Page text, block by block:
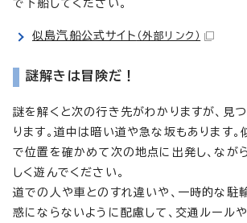
で下船してください。
似島汽船公式サイト （外部リンク）
謎解きは冒険だ！
謎を解くと次の行き先がわかりますが、見
ります。道中は暗い道や急な坂もあります。
で位置を確かめて次の地点に出発し、なが
しく遊んでください。
道での人や車とのすれ違いや、一時的な駐
惑にならないように配慮して、交通ルール